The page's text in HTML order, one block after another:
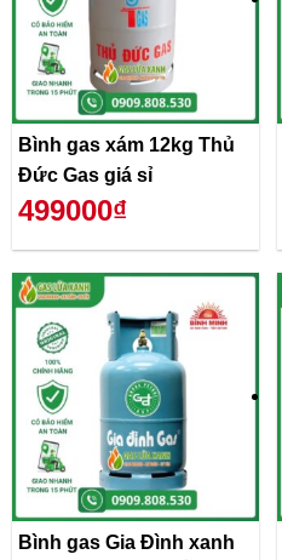
Bình gas xám 12kg Thủ
Đức Gas giá sỉ
499000₫
Bình gas Gia Đình xanh